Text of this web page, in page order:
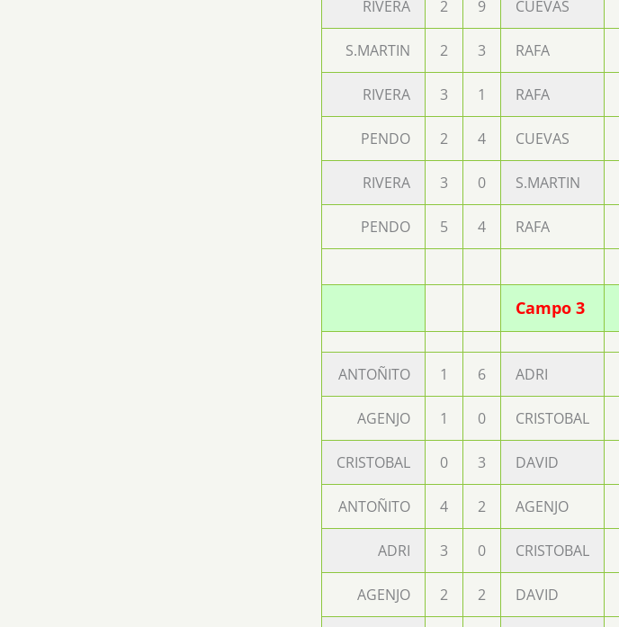
RIVERA 2 9 CUEVAS
S.MARTIN 2 3 RAFA
RIVERA 3 1 RAFA
PENDO 2 4 CUEVAS
RIVERA 3 0 S.MARTIN
PENDO 5 4 RAFA
Campo 3
ANTOÑITO 1 6 ADRI
AGENJO 1 0 CRISTOBAL
CRISTOBAL 0 3 DAVID
ANTOÑITO 4 2 AGENJO
ADRI 3 0 CRISTOBAL
AGENJO 2 2 DAVID